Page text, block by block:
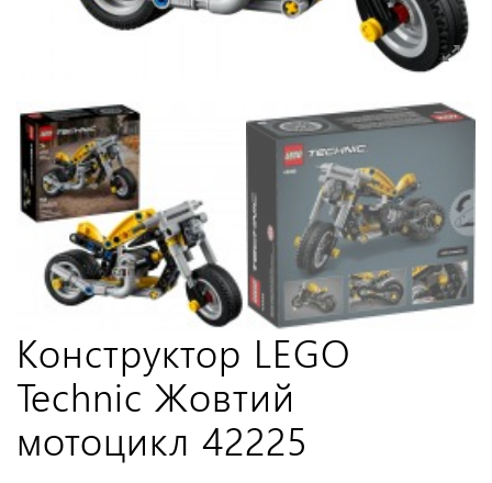
Конструктор LEGO
Technic Жовтий
мотоцикл 42225